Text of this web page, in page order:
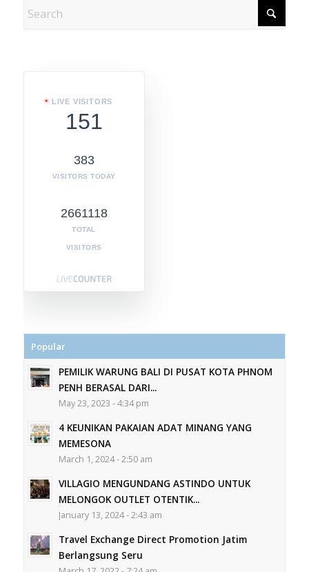
LIVE VISITORS
151
383
VISITORS TODAY
2661118
TOTAL
VISITORS
Popular
PEMILIK WARUNG BALI DI PUSAT KOTA PHNOM
PENH BERASAL DARI...
May 23, 2023 - 4:34 pm
4 KEUNIKAN PAKAIAN ADAT MINANG YANG
MEMESONA
March 1, 2024 - 2:50 am
VILLAGIO MENGUNDANG ASTINDO UNTUK
MELONGOK OUTLET OTENTIK...
January 13, 2024 - 2:43 am
Travel Exchange Direct Promotion Jatim
Berlangsung Seru